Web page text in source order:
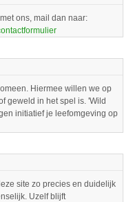
ons, mail dan naar:
Hiermee willen we op
geweld in het spel is. 'Wild
initiatief je leefomgeving op
site zo precies en duidelijk
Uzelf blijft